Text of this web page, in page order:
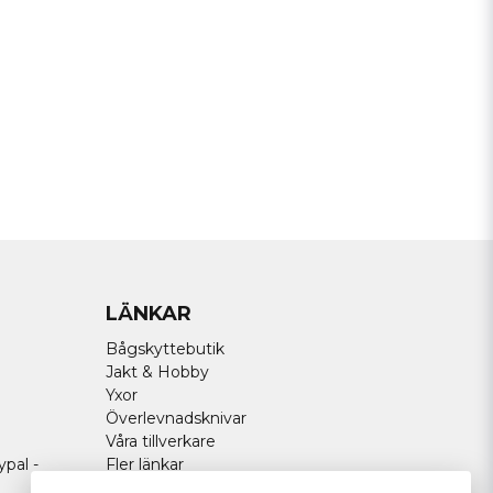
-
LÄNKAR
Bågskyttebutik
Jakt & Hobby
Yxor
Överlevnadsknivar
Våra tillverkare
Fler länkar